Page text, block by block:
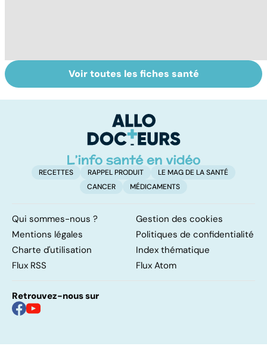
HPV : tout savoir
sur les
Tout savoir sur le
virus de la grippe
Voir toutes les fiches santé
RECETTES RAPPEL PRODUIT
LE MAG DE LA SANTÉ
CANCER
MÉDICAMENTS
Qui sommes-nous ?
Gestion des cookies
Mentions légales
Politiques de confidentialité
Charte d'utilisation
Index thématique
Flux RSS
Flux Atom
Retrouvez-nous sur